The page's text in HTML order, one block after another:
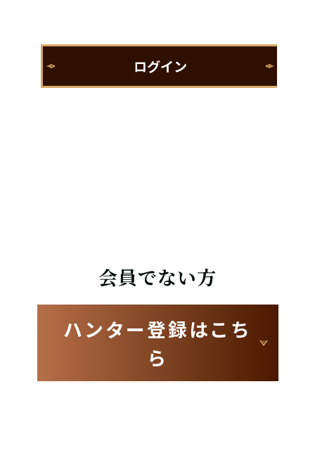
会員でない方
ハンター登録はこち
ら